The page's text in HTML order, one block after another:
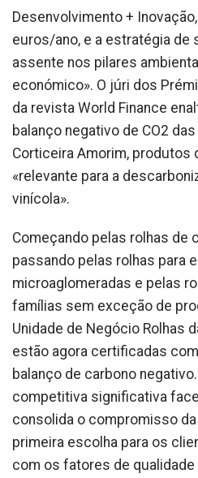
Desenvolvimento +
euros/ano, e a estratégia de
assente nos pilares
económico». O júri dos
da revista World Finance
balanço negativo de CO2
Corticeira Amorim,
«relevante para a
vinícola».
Começando pelas rolhas de
passando pelas rolhas para
microaglomeradas e pelas
famílias sem exceção de
Unidade de Negócio Rolhas
estão agora certificadas
balanço de carbono
competitiva significativa
consolida o compromisso
primeira escolha para os
com os fatores de